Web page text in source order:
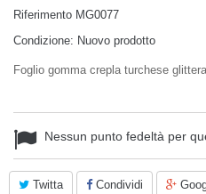
Riferimento MG0077
Condizione: Nuovo prodotto
Foglio gomma crepla turchese
Nessun punto fedeltà per
Twitta Condividi